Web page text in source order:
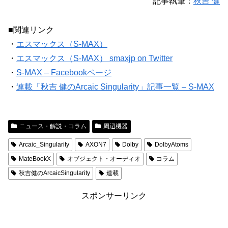
■関連リンク
・ エスマックス（S-MAX）
・ エスマックス（S-MAX） smaxjp on Twitter
・ S-MAX – Facebookページ
・ 連載「秋吉 健のArcaic Singularity」記事一覧 – S-MAX
ニュース・解説・コラム 周辺機器
Arcaic_Singularity AXON7 Dolby
DolbyAtoms
MateBookX
オブジェクト・オーディオ
コラム
秋吉健のArcaicSingularity
連載
スポンサーリンク